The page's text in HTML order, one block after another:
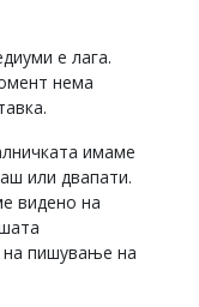
е лага.
нема
имаме
или двапати.
видено на
на пишување на